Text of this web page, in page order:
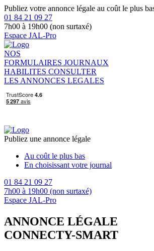
Publiez votre annonce légale au coût le plus
01 84 21 09 27
7h00 à 19h00 (non surtaxé)
Espace JAL-Pro
NOS
FORMULAIRES JOURNAUX
HABILITES CONSULTER
LES ANNONCES LEGALES
Publiez une annonce légale
Au coût le plus bas
En choisissant votre journal
01 84 21 09 27
7h00 à 19h00 (non surtaxé)
Espace JAL-Pro
ANNONCE LÉGALE
CONNECTY-SMART